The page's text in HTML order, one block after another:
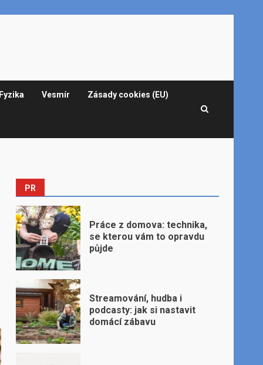
Fyzika Vesmír Zásady cookies (EU)
PR
Práce z domova: technika,
se kterou vám to opravdu
půjde
Streamování, hudba i
podcasty: jak si nastavit
domácí zábavu